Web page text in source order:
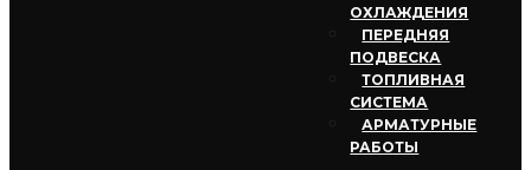
ОХЛАЖДЕНИЯ
ПЕРЕДНЯЯ
ПОДВЕСКА
ТОПЛИВНАЯ
СИСТЕМА
АРМАТУРНЫЕ
РАБОТЫ